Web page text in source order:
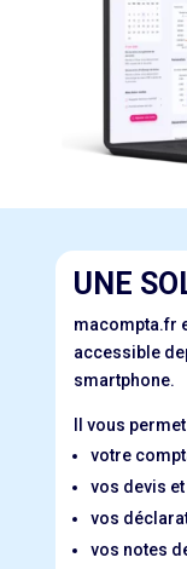
UNE
macompta.fr
accessible
smartphone.
Il vous
votre
vos devis
vos
vos notes